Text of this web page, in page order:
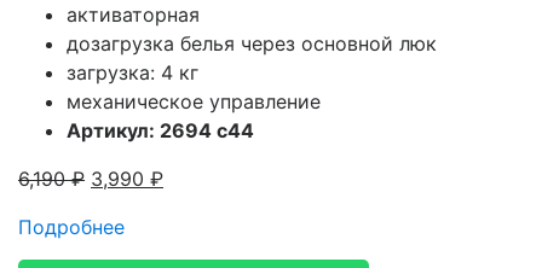
активаторная
дозагрузка белья через основной люк
загрузка: 4 кг
механическое управление
Артикул: 2694 c44
6,190₽ 3,990 ₽
Подробнее